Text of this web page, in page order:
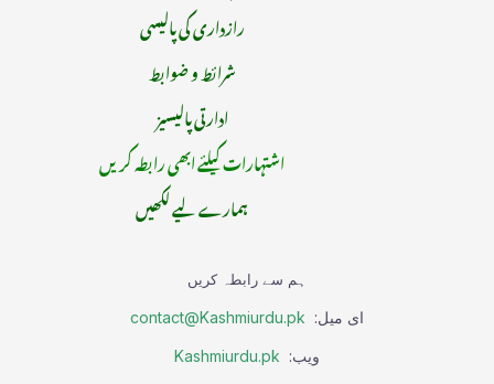
رازداری کی پالیسی
شرائط و ضوابط
ادارتی پالیسیز
اشتہارات کیلئے ابھی رابطہ کریں
ہمارے لیے لکھیں
ہم سے رابطہ کریں
ای میل: contact@Kashmiurdu.pk
ویب: Kashmiurdu.pk